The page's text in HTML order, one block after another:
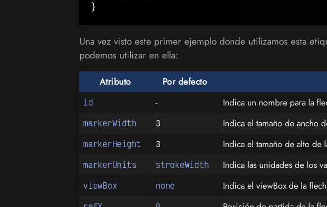
}
Una vez visto este primer ejemplo donde utilizamos esta
podemos utilizar en ella:
Atributo Por defecto
id - Indica un nombre para la
markerWidth 3 Indica el tamaño de ancho
markerHeight 3 Indica el tamaño de alto de
markerUnits strokeWidth Indica las unidades de los
viewBox none Indica el viewBox de la